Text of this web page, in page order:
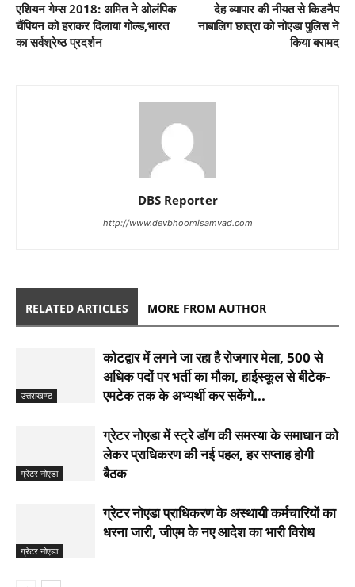
एशियन गेम्स 2018: अमित ने ओलंपिक
चैंपियन को हराकर दिलाया गोल्ड,भारत
का सर्वश्रेष्ठ प्रदर्शन
देह व्यापार की नीयत से किडनैप
नाबालिग छात्रा को नोएडा पुलिस ने
किया बरामद
DBS Reporter
http://www.devbhoomisamvad.com
RELATED ARTICLES MORE FROM AUTHOR
उत्तराखण्ड
कोटद्वार में लगने जा रहा है रोजगार मेला, 500 से
अधिक पदों पर भर्ती का मौका, हाईस्कूल से बीटेक-
एमटेक तक के अभ्यर्थी कर सकेंगे...
ग्रेटर नोएडा
ग्रेटर नोएडा में स्ट्रे डॉग की समस्या के समाधान को
लेकर प्राधिकरण की नई पहल, हर सप्ताह होगी
बैठक
ग्रेटर नोएडा
ग्रेटर नोएडा प्राधिकरण के अस्थायी कर्मचारियों का
धरना जारी, जीएम के नए आदेश का भारी विरोध